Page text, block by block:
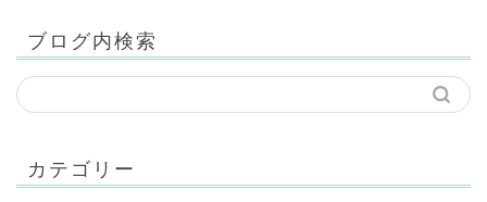
ブログ内検索
カテゴリー